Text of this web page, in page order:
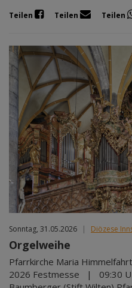
Teilen Teilen Teilen
Sonntag, 31.05.2026 | Diözese
Orgelweihe
Pfarrkirche Maria
2026 Festmesse | 09:30